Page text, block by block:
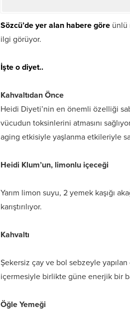
Sözcü’de yer alan habere göre ünlü
ilgi görüyor.
İşte o diyet..
Kahvaltıdan Önce
Heidi Diyeti’nin en önemli özelliği
vücudun toksinlerini atmasını
aging etkisiyle yaşlanma etkileriyle
Heidi Klum’un, limonlu içeceği
Yarım limon suyu, 2 yemek kaşığı
karıştırılıyor.
Kahvaltı
Şekersiz çay ve bol sebzeyle
içermesiyle birlikte güne enerjik bir
Öğle Yemeği